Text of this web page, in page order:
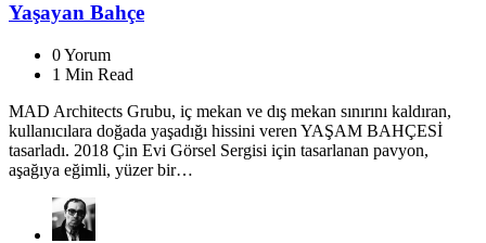
Yaşayan Bahçe
0Yorum
1 Min Read
MAD Architects Grubu, iç mekan ve dış mekan sınırını kaldıran,
kullanıcılara doğada yaşadığı hissini veren YAŞAM BAHÇESİ
tasarladı. 2018 Çin Evi Görsel Sergisi için tasarlanan pavyon,
aşağıya eğimli, yüzer bir…